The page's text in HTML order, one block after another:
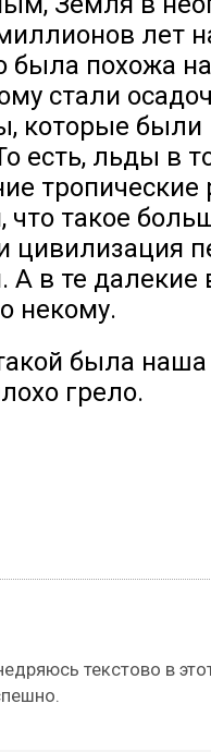
лет
была похожа
стали
которые были
есть, льды в
тропические
что такое
цивилизация
А в те далекие
некому.
была наша
грело.
текстово в